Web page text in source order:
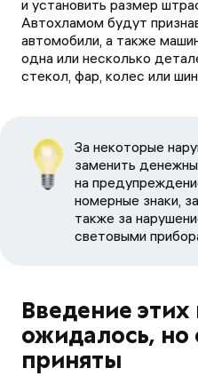
и установить размер
Автохламом будут
автомобили, а также
одна или несколько
стекол, фар, колес или
За некоторые
заменить
на
номерные знаки,
также за
световыми
Введение
ожидалось, но
приняты